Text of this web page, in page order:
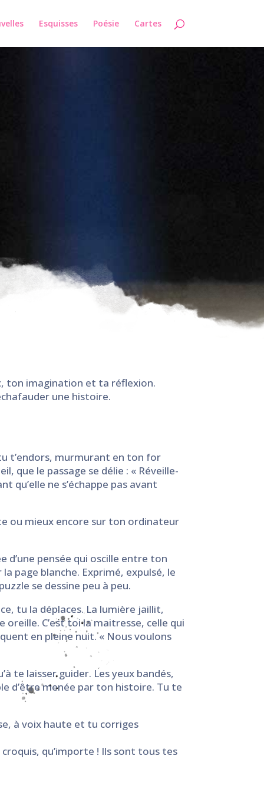
Esquisses Poésie Cartes
ton imagination et ta réflexion.
une histoire.
t’endors, murmurant en ton for
que le passage se délie : « Réveille-
qu’elle ne s’échappe pas avant
ou mieux encore sur ton ordinateur
d’une pensée qui oscille entre ton
page blanche. Exprimé, expulsé, le
se dessine peu à peu.
tu la déplaces. La lumière jaillit,
C’est toi la maitresse, celle qui
en pleine nuit. « Nous voulons
te laisser guider. Les yeux bandés,
d’être menée par ton histoire. Tu te
à voix haute et tu corriges
qu’importe ! Ils sont tous tes